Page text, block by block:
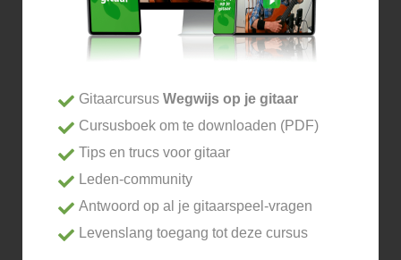
GitaarcursusWegwijs op je gitaar
Cursusboek om te downloaden (PDF)
Tips en trucs voor gitaar
Leden-community
Antwoord op al je gitaarspeel-vragen
Levenslang toegang tot deze cursus